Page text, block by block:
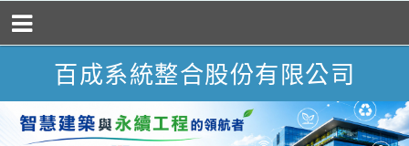
百成系統整合股份有限公司